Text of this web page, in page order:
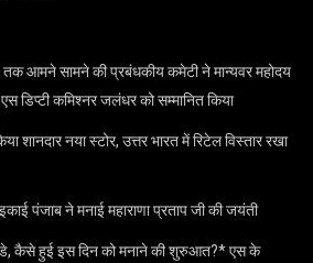
तक आमने सामने की प्रबंधकीय कमेटी ने मान्यवर महोदय
डिप्टी कमिश्नर जलंधर को सम्मानित किया
शानदार नया स्टोर, उत्तर भारत में रिटेल विस्तार रखा
पंजाब ने मनाई महाराणा प्रताप जी की जयंती
डे, कैसे हुई इस दिन को मनाने की शुरुआत?* एस के